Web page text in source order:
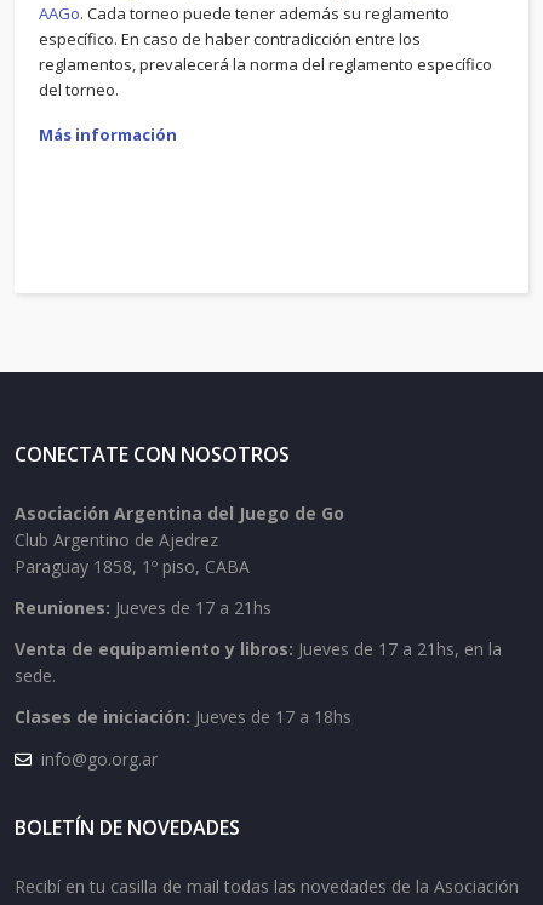
AAGo. Cada torneo puede tener además su reglamento
específico. En caso de haber contradicción entre los
reglamentos, prevalecerá la norma del reglamento específico
del torneo.
Más información
CONECTATE CON NOSOTROS
Asociación Argentina del Juego de Go
Club Argentino de Ajedrez
Paraguay 1858, 1º piso, CABA
Reuniones: Jueves de 17 a 21hs
Venta de equipamiento y libros: Jueves de 17 a 21hs, en la
sede.
Clases de iniciación: Jueves de 17 a 18hs
info@go.org.ar
BOLETÍN DE NOVEDADES
Recibí en tu casilla de mail todas las novedades de la Asociación